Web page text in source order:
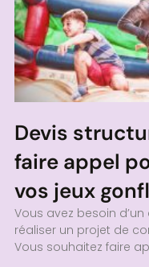
Devis
faire appel
vos jeux
Vous avez besoin
réaliser un projet de
Vous souhaitez faire